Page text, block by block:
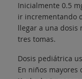
Inicialmente 0.5
ir incrementando
llegar a una dosis
tres tomas.
Dosis pediátrica
En niños mayores